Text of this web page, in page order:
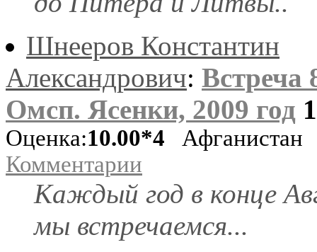
Шнееров Константин
Александрович: Встреча
Омcп. Ясенки, 2009 год
Оценка:10.00*4 Афганистан
Комментарии
Каждый год в конце
мы встречаемся...